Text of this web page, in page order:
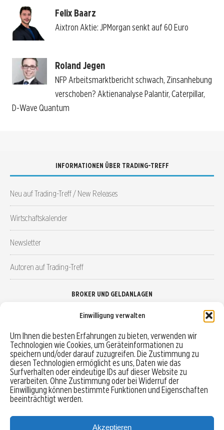
Einwilligung verwalten
Um Ihnen die besten Erfahrungen zu bieten, verwenden wir
Technologien wie Cookies, um Geräteinformationen zu
speichern und/oder darauf zuzugreifen. Die Zustimmung zu
diesen Technologien ermöglicht es uns, Daten wie das
Surfverhalten oder eindeutige IDs auf dieser Website zu
verarbeiten. Ohne Zustimmung oder bei Widerruf der
Einwilligung können bestimmte Funktionen und Eigenschaften
beeinträchtigt werden.
Akzeptieren
Felix Baarz
Aixtron Aktie: JPMorgan senkt auf 60 Euro
Roland Jegen
NFP Arbeitsmarktbericht schwach, Zinsanhebung
verschoben? Aktienanalyse Palantir, Caterpillar,
D-Wave Quantum
INFORMATIONEN ÜBER TRADING-TREFF
Neu auf Trading-Treff / New Releases
Wirtschaftskalender
Newsletter
Autoren auf Trading-Treff
BROKER UND GELDANLAGEN
Robo-Advisor vergleichen
Depotvergleich
Festgeld vergleichen
Tagesgeld vergleichen